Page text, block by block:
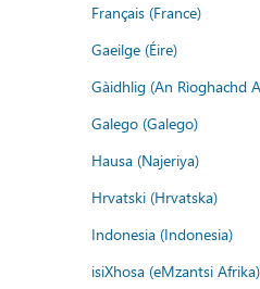
Français (France)
Gaeilge (Éire)
Gàidhlig (An Rìoghachd
Galego (Galego)
Hausa (Najeriya)
Hrvatski (Hrvatska)
Indonesia (Indonesia)
isiXhosa (eMzantsi Afrika)